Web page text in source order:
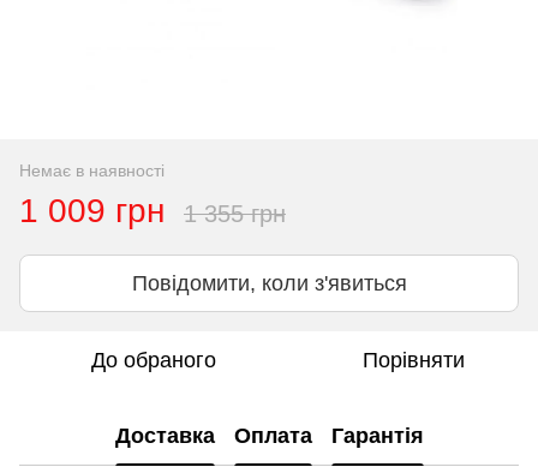
Немає в наявності
1 009 грн 1 355 грн
Повідомити, коли з'явиться
До обраного Порівняти
Доставка Оплата Гарантія